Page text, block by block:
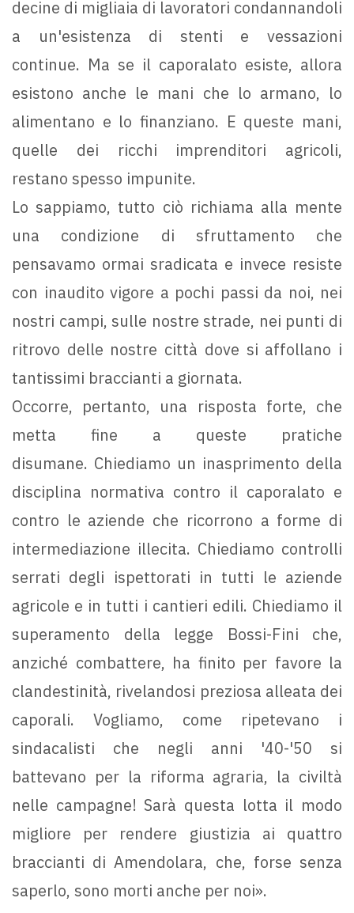
decine di migliaia di lavoratori condannandoli
a un'esistenza di stenti e vessazioni
continue. Ma se il caporalato esiste, allora
esistono anche le mani che lo armano, lo
alimentano e lo finanziano. E queste mani,
quelle dei ricchi imprenditori agricoli,
restano spesso impunite.
Lo sappiamo, tutto ciò richiama alla mente
una condizione di sfruttamento che
pensavamo ormai sradicata e invece resiste
con inaudito vigore a pochi passi da noi, nei
nostri campi, sulle nostre strade, nei punti di
ritrovo delle nostre città dove si affollano i
tantissimi braccianti a giornata.
Occorre, pertanto, una risposta forte, che
metta fine a queste pratiche
disumane. Chiediamo un inasprimento della
disciplina normativa contro il caporalato e
contro le aziende che ricorrono a forme di
intermediazione illecita. Chiediamo controlli
serrati degli ispettorati in tutti le aziende
agricole e in tutti i cantieri edili. Chiediamo il
superamento della legge Bossi-Fini che,
anziché combattere, ha finito per favore la
clandestinità, rivelandosi preziosa alleata dei
caporali. Vogliamo, come ripetevano i
sindacalisti che negli anni '40-'50 si
battevano per la riforma agraria, la civiltà
nelle campagne! Sarà questa lotta il modo
migliore per rendere giustizia ai quattro
braccianti di Amendolara, che, forse senza
saperlo, sono morti anche per noi».